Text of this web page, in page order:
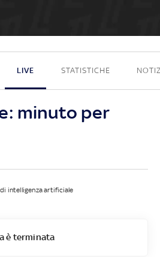
0 - 2
LIVE STATISTICHE
minuto per
intelligenza artificiale
è terminata